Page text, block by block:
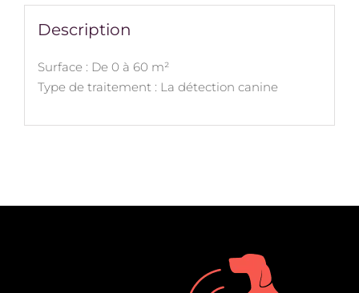
Description
Surface : De 0 à 60 m²
Type de traitement : La détection canine